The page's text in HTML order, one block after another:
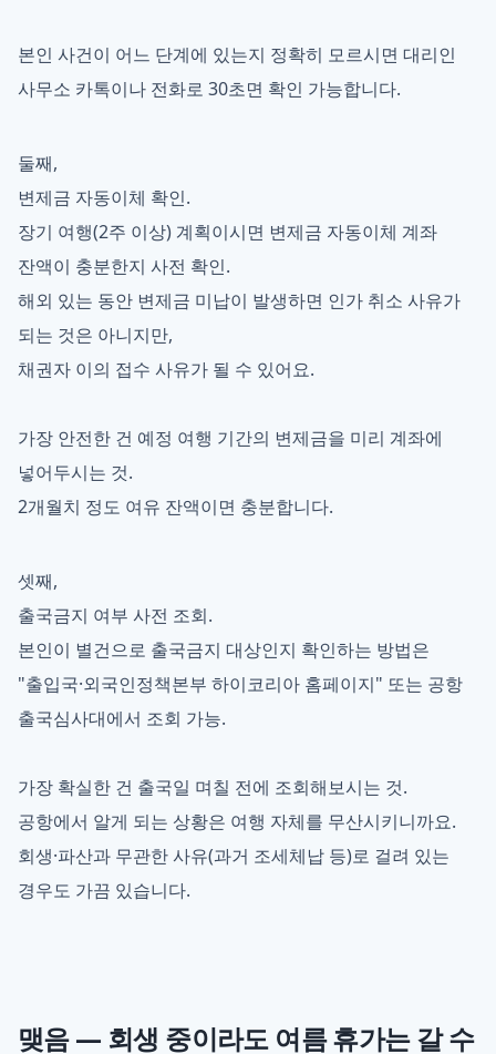
본인 사건이 어느 단계에 있는지 정확히 모르시면 대리인
사무소 카톡이나 전화로 30초면 확인 가능합니다.
둘째,
변제금 자동이체 확인.
장기 여행(2주 이상) 계획이시면 변제금 자동이체 계좌
잔액이 충분한지 사전 확인.
해외 있는 동안 변제금 미납이 발생하면 인가 취소 사유가
되는 것은 아니지만,
채권자 이의 접수 사유가 될 수 있어요.
가장 안전한 건 예정 여행 기간의 변제금을 미리 계좌에
넣어두시는 것.
2개월치 정도 여유 잔액이면 충분합니다.
셋째,
출국금지 여부 사전 조회.
본인이 별건으로 출국금지 대상인지 확인하는 방법은
"출입국·외국인정책본부 하이코리아 홈페이지" 또는 공항
출국심사대에서 조회 가능.
가장 확실한 건 출국일 며칠 전에 조회해보시는 것.
공항에서 알게 되는 상황은 여행 자체를 무산시키니까요.
회생·파산과 무관한 사유(과거 조세체납 등)로 걸려 있는
경우도 가끔 있습니다.
맺음 — 회생 중이라도 여름 휴가는 갈 수